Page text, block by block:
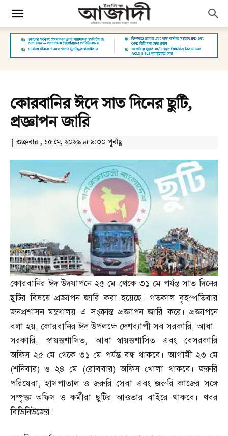
কোরবানির ঈদে সাত দিনের ছুটি,
প্রজ্ঞাপন জারি
| শুক্রবার , ১৫ মে, ২০২৬ at ৯:৩০ পূর্বাহ্ণ
কোরবানির ঈদ উদযাপনে ২৫ মে থেকে ৩১ মে পর্যন্ত সাত দিনের
ছুটির বিষয়ে প্রজ্ঞাপন জারি করা হয়েছে। গতকাল বৃহস্পতিবার
জনপ্রশাসন মন্ত্রণালয় এ সংক্রান্ত প্রজ্ঞাপন জারি করে। প্রজ্ঞাপনে
বলা হয়,কোরবানির ঈদ উপলক্ষে দেশব্যাপী সব সরকারি,আধা–
সরকারি,স্বায়ত্তশাসিত,আধা–স্বায়ত্তশাসিত এবং বেসরকারি
অফিস ২৫ মে থেকে ৩১ মে পর্যন্ত বন্ধ থাকবে। আগামী ২৩ মে
(শনিবার)ও ২৪ মে (রোববার)অফিস খোলা থাকবে। জরুরি
পরিষেবা,হাসপাতাল ও জরুরি সেবা এবং জরুরি কাজের সঙ্গে
সম্পৃক্ত অফিস ও কর্মীরা ছুটির আওতার বাইরে থাকবে। খবর
বিডিনিউজের।